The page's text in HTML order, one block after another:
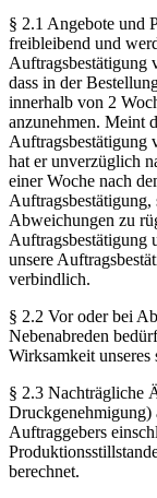
§ 2.1 Angebote und
freibleibend und
Auftragsbestätigung
dass in der
innerhalb von 2
anzunehmen. Meint
Auftragsbestätigung
hat er unverzüglich
einer Woche nach
Abweichungen zu
Auftragsbestätigung
unsere
verbindlich.
§ 2.2 Vor oder bei
Nebenabreden
Wirksamkeit unseres
§ 2.3 Nachträgliche
Druckgenehmigung)
Auftraggebers
berechnet.